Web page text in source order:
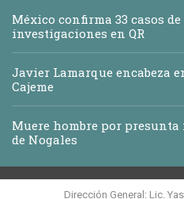
México confirma 33 casos
investigaciones en QR
Javier Lamarque encabeza
Cajeme
Muere hombre por
de Nogales
Dirección General: Lic.